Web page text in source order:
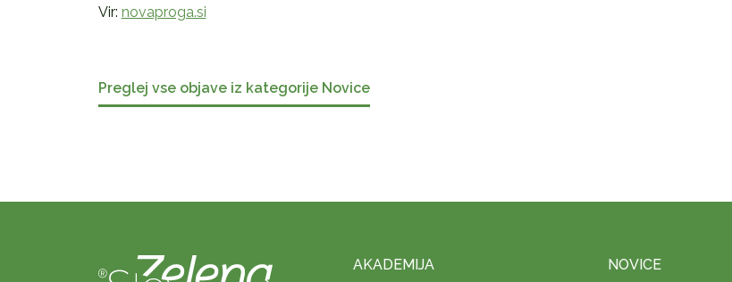
Vir: novaproga.si
Preglej vse objave iz kategorije Novice
AKADEMIJA NOVICE